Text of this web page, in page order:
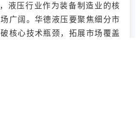
液压行业作为装备制造业的核
广阔。华德液压要聚焦细分市
核心技术瓶颈，拓展市场覆盖